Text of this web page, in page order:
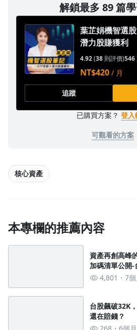
解鎖最多 89 篇
葉芷娟機智選
潛力股賺獲利
4.92(38 則評價)546
NT$420 / 月
追蹤
已購買方案？ 登入
可觀看的方案
核心資產
本專欄的推薦內容
資產再創高峰
加碼清單公開-
4,801
7
台股飆破32K
還在賠錢？
沒有待播放的清單